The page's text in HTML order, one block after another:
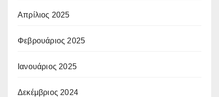
Απρίλιος 2025
Φεβρουάριος 2025
Ιανουάριος 2025
Δεκέμβριος 2024